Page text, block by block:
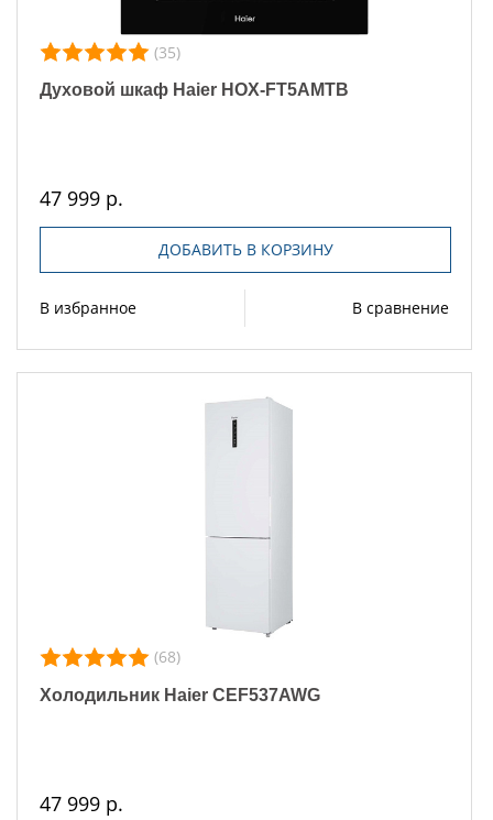
(35)
Духовой шкаф Haier HOX-FT5AMTB
47 999 р.
ДОБАВИТЬ В КОРЗИНУ
В избранное В сравнение
(68)
Холодильник Haier CEF537AWG
47 999 р.